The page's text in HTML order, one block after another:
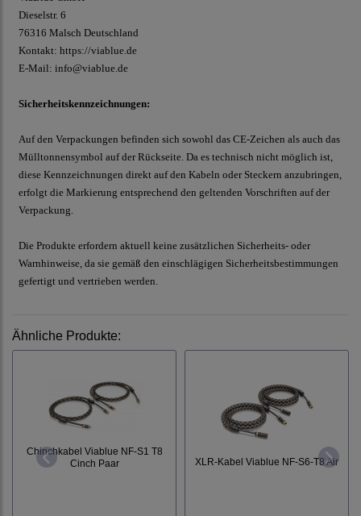
Dieselstr. 6
76316 Malsch Deutschland
Kontakt: https://viablue.de
E-Mail: info@viablue.de
Sicherheitskennzeichnungen:
Auf den Verpackungen befinden sich sowohl das CE-Zeichen als auch das
Mülltonnensymbol auf der Rückseite. Da es technisch nicht möglich ist,
diese Kennzeichnungen direkt auf den Kabeln oder Steckern anzubringen,
erfolgt die Markierung entsprechend den geltenden Vorschriften auf der
Verpackung.
Die Produkte erfordern aktuell keine zusätzlichen Sicherheits- oder
Warnhinweise, da sie gemäß den einschlägigen Sicherheitsbestimmungen
gefertigt und vertrieben werden.
Ähnliche Produkte:
Chinchkabel Viablue NF-S1 T8
Cinch Paar
XLR-Kabel Viablue NF-S6-T8 Air